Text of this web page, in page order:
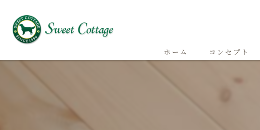
ホーム コンセプト